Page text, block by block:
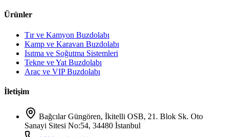
Ürünler
Tır ve Kamyon Buzdolabı
Kamp ve Karavan Buzdolabı
Isıtma ve Soğutma Sistemleri
Tekne ve Yat Buzdolabı
Araç ve VIP Buzdolabı
İletişim
Bağcılar Güngören, İkitelli OSB, 21. Blok Sk. Oto
Sanayi Sitesi No:54, 34480 İstanbul